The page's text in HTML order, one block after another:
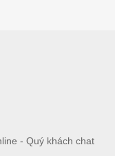
- Quý khách chat